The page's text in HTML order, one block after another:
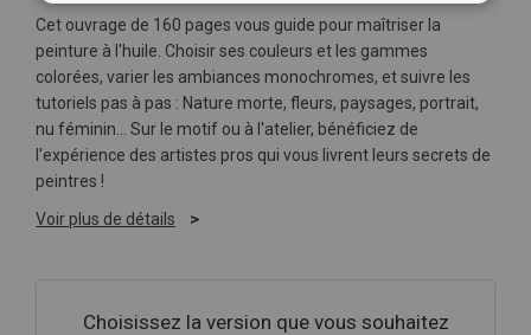
Cet ouvrage de 160 pages vous guide pour maîtriser la
peinture à l'huile. Choisir ses couleurs et les gammes
colorées, varier les ambiances monochromes, et suivre les
tutoriels pas à pas : Nature morte, fleurs, paysages, portrait,
nu féminin… Sur le motif ou à l'atelier, bénéficiez de
l'expérience des artistes pros qui vous livrent leurs secrets de
peintres !
Voir plus de détails
Choisissez la version que vous souhaitez